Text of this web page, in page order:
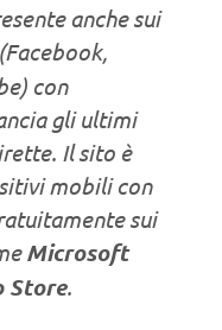
anche sui
con
gli ultimi
Il sito è
mobili con
sui
Microsoft
Store.